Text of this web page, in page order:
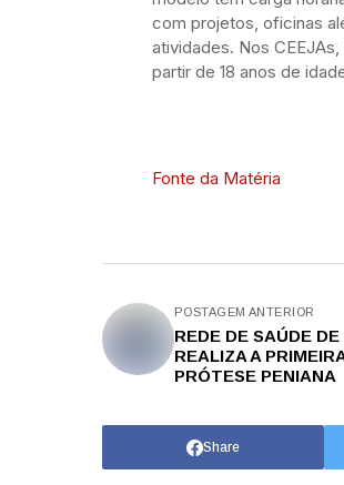
com projetos, oficinas
atividades. Nos
partir de 18 anos de
Fonte da Matéria
POSTAGEM ANTERIOR
REDE DE SAÚDE
REALIZA A
PRÓTESE PENIANA
Share